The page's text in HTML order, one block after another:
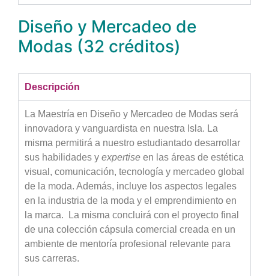
Diseño y Mercadeo de
Modas (32 créditos)
Descripción
La Maestría en Diseño y Mercadeo de Modas será
innovadora y vanguardista en nuestra Isla. La
misma permitirá a nuestro estudiantado desarrollar
sus habilidades y expertise en las áreas de estética
visual, comunicación, tecnología y mercadeo global
de la moda. Además, incluye los aspectos legales
en la industria de la moda y el emprendimiento en
la marca. La misma concluirá con el proyecto final
de una colección cápsula comercial creada en un
ambiente de mentoría profesional relevante para
sus carreras.